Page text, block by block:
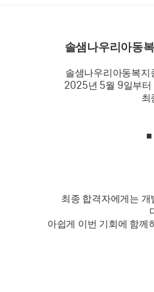
솔샘나우리아동
솔샘나우리아동복지
2025년 5월 9일부터
최
■
최종 합격자에게는
아쉽게 이번 기회에 함께